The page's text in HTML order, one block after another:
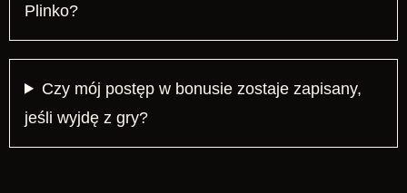
Plinko?
Czy mój postęp w bonusie zostaje zapisany,
jeśli wyjdę z gry?